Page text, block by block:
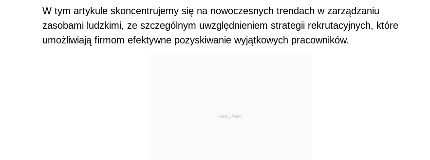
W tym artykule skoncentrujemy się na nowoczesnych trendach w zarządzaniu
zasobami ludzkimi, ze szczególnym uwzględnieniem strategii rekrutacyjnych, które
umożliwiają firmom efektywne pozyskiwanie wyjątkowych pracowników.
REKLAMA